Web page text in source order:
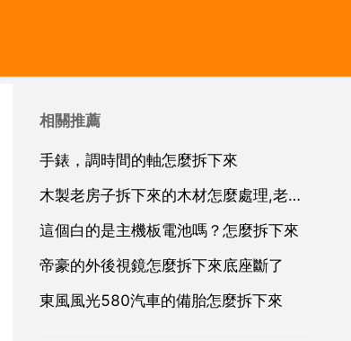
相關推薦
手錶，調時間的軸怎麼拆下來
木製老房子拆下來的木材怎麼處理,老房子拆下來的木料有用嗎
這個白的是主機板電池嗎？怎麼拆下來
帝豪的外後視鏡怎麼拆下來底座斷了
東風風光580汽車的備胎怎麼拆下來